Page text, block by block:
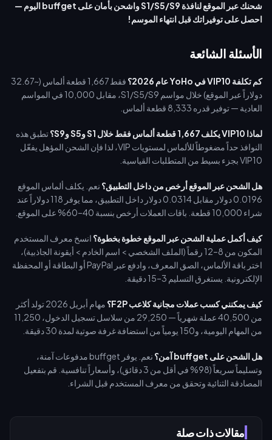
مقالات ذات صلة
شحنك عبر الموقع لنافذة S1/S5/S9 واشحن بأمان على buffget اليوم —
احصل على توفيراتك قبل انتهاء الموسم!
الأسئلة الشائعة
كم تكلفة VIP10 في YoHo عام 2026؟
فقط 1,667 قطعة ألماس (~32.67
دولاراً عبر الموقع) خلال مواسم S1/S5/S9، مقابل 10,000 في المواسم
العادية — توفير قدره 8,333 قطعة ألماس.
لماذا VIP10 يكلف 1,667 قطعة ألماس فقط خلال S1 وS5 وS9؟
تطبق هذه
النوافذ حداً مضغوطاً للألماس لمستويات VIP، لذا فإن الشحن المؤهل يفعّل
VIP10 بجزء بسيط من المتطلبات القياسية.
هل الشحن عبر الموقع أرخص من داخل التطبيق؟ نعم. يكلف ألماس الموقع
0.0196 دولار مقابل 0.0314 دولار داخل التطبيق، مما يوفر 118 دولاراً عند
شراء 10,000 قطعة. باقات العملات أرخص بنسبة 40–60% على الموقع.
كيف أكمل عملية الشحن عبر الموقع خطوة بخطوة؟ انسخ معرف المستخدم
المكون من 8–12 رقماً (الملف الشخصي > اسم الخادم > أيقونة الجاذبية)،
اختر باقة الألماس، الصق المعرف، وادفع عبر PayPal أو البطاقة أو المحفظة
الإلكترونية. يستغرق التسليم 3–15 دقيقة.
كيف يمكنني كسب عملات مجانية كلاعب F2P؟
مهام أبريل 2026 تولد أكثر
من 40,500 عملة شهرياً — 29,250 من سلاسل تسجيل الدخول، 11,250
من المهام اليومية، و150 يومياً من استضافة غرفة صوتية لمدة 30 دقيقة.
هل الشحن على buffget آمن؟
نعم. يوفر buffget مدفوعات آمنة،
وتسليماً سريعاً (98% في أقل من 3 دقائق)، وأسعاراً تنافسية. قم بتفعيل
المصادقة الثنائية وتحقق من معرف المستخدم قبل الشراء.